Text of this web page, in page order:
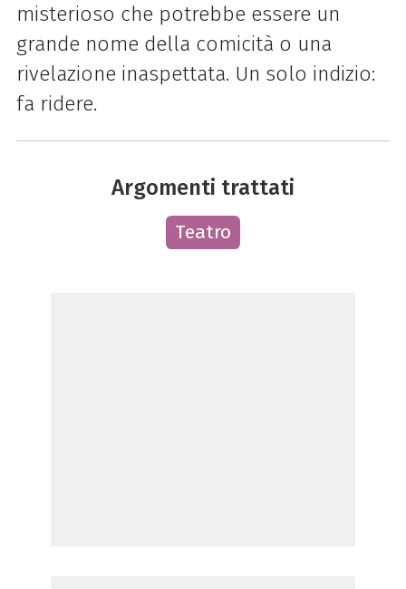
misterioso che potrebbe essere un
grande nome della comicità o una
rivelazione inaspettata. Un solo indizio:
fa ridere.
Argomenti trattati
Teatro